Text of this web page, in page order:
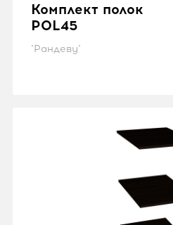
Комплект полок
POL45
"Рандеву"